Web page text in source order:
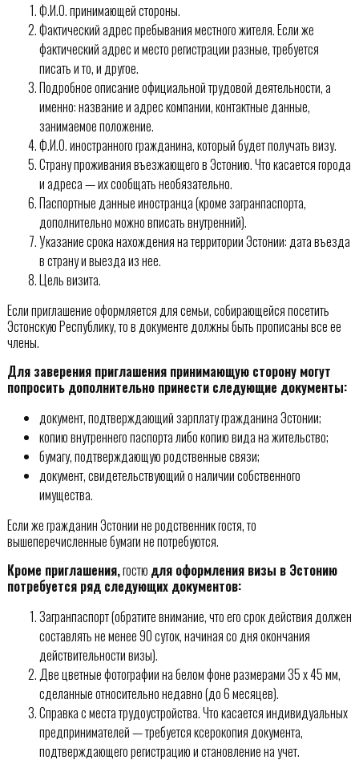
Ф.И.О. принимающей стороны.
Фактический адрес пребывания местного жителя. Если же
фактический адрес и место регистрации разные, требуется
писать и то, и другое.
Подробное описание официальной трудовой деятельности, а
именно: название и адрес компании, контактные данные,
занимаемое положение.
Ф.И.О. иностранного гражданина, который будет получать визу.
Страну проживания въезжающего в Эстонию. Что касается города
и адреса — их сообщать необязательно.
Паспортные данные иностранца (кроме загранпаспорта,
дополнительно можно вписать внутренний).
Указание срока нахождения на территории Эстонии: дата въезда
в страну и выезда из нее.
Цель визита.
Если приглашение оформляется для семьи, собирающейся посетить
Эстонскую Республику, то в документе должны быть прописаны все ее
члены.
Для заверения приглашения принимающую сторону могут
попросить дополнительно принести следующие документы:
документ, подтверждающий зарплату гражданина Эстонии;
копию внутреннего паспорта либо копию вида на жительство;
бумагу, подтверждающую родственные связи;
документ, свидетельствующий о наличии собственного
имущества.
Если же гражданин Эстонии не родственник гостя, то
вышеперечисленные бумаги не потребуются.
Кроме приглашения,гостю для оформления визы в Эстонию
потребуется ряд следующих документов:
Загранпаспорт (обратите внимание, что его срок действия должен
составлять не менее 90 суток, начиная со дня окончания
действительности визы).
Две цветные фотографии на белом фоне размерами 35 х 45 мм,
сделанные относительно недавно (до 6 месяцев).
Справка с места трудоустройства. Что касается индивидуальных
предпринимателей — требуется ксерокопия документа,
подтверждающего регистрацию и становление на учет.